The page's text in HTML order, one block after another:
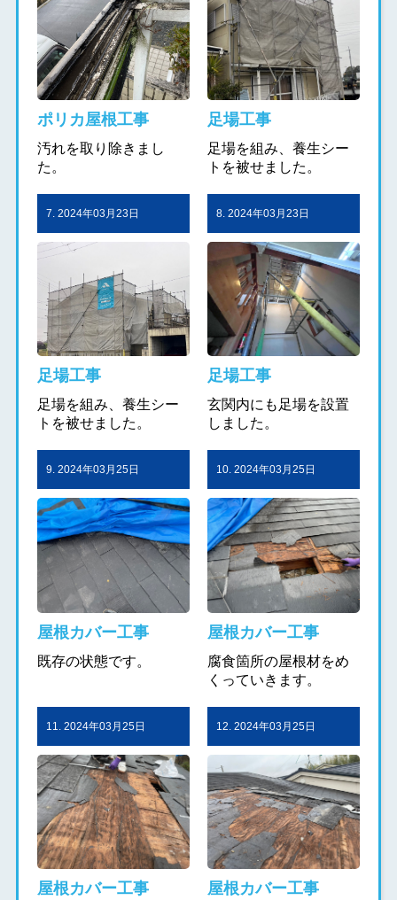
ポリカ屋根工事
汚れを取り除きまし
た。
足場工事
足場を組み、養生シー
トを被せました。
7. 2024年03月23日
足場工事
足場を組み、養生シー
トを被せました。
8. 2024年03月23日
足場工事
玄関内にも足場を設置
しました。
9. 2024年03月25日
屋根カバー工事
既存の状態です。
10. 2024年03月25日
屋根カバー工事
腐食箇所の屋根材をめ
くっていきます。
11. 2024年03月25日
屋根カバー工事
12. 2024年03月25日
屋根カバー工事